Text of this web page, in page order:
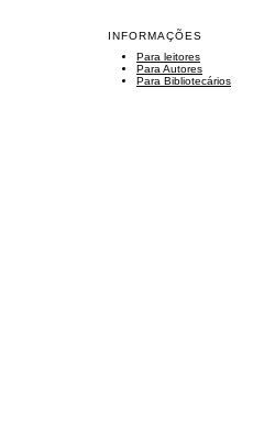
INFORMAÇÕES
Para leitores
Para Autores
Para Bibliotecários